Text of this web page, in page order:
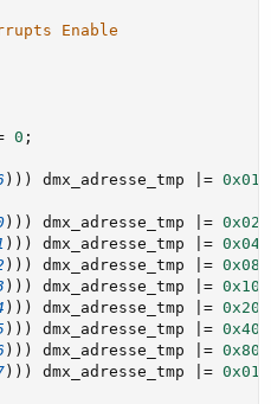
Enable
0 ;
) ) ) dmx_adresse_tmp = 0x01
) ) ) dmx_adresse_tmp = 0x02
) ) ) dmx_adresse_tmp = 0x04
) ) ) dmx_adresse_tmp = 0x08
) ) ) dmx_adresse_tmp = 0x10
) ) ) dmx_adresse_tmp = 0x20
) ) ) dmx_adresse_tmp = 0x40
) ) ) dmx_adresse_tmp = 0x80
) ) ) dmx_adresse_tmp =